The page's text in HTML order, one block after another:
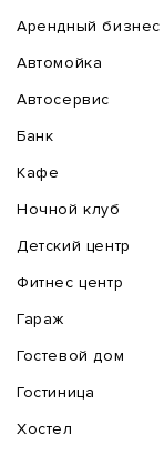
Арендный бизнес
Автомойка
Автосервис
Банк
Кафе
Ночной клуб
Детский центр
Фитнес центр
Гараж
Гостевой дом
Гостиница
Хостел